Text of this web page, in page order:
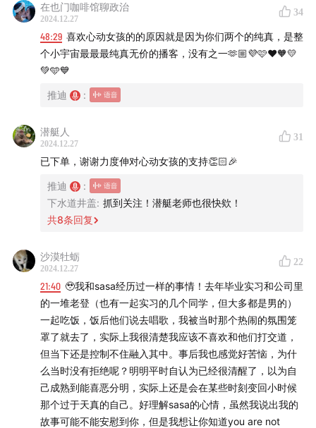
或点击这个链接购买👉
如果你喜欢本期节目，也欢迎搜索
collection.xiaoyuzhoufm.com
在也门咖啡馆聊政治
2024.12.27
34
48:29 喜欢心动女孩的的原因就是因为你们两个的纯真，是整
个小宇宙最最最纯真无价的播客，没有之一🫶🏼💜🩷❤️🧡💛
💚🩵💙
推迪 :
潜艇人
2024.12.27
31
已下单，谢谢力度伸对心动女孩的支持👏🏻🎉
推迪
:
下水道井盖: 抓到关注！潜艇老师也很快欸！
共8条回复
沙漠牡蛎
2024.12.27
22
21:40 🥹我和sasa经历过一样的事情！去年毕业实习和公司里
的一堆老登（也有一起实习的几个同学，但大多都是男的）
一起吃饭，饭后他们说去唱歌，我被当时那个热闹的氛围笼
罩了就去了，实际上我很清楚我应该不喜欢和他们打交道，
但当下还是控制不住融入其中。事后我也感觉好苦恼，为什
么当时没有拒绝呢？明明平时自认为已经很清醒了，以为自
己成熟到能喜恶分明，实际上还是会在某些时刻变回小时候
那个过于天真的自己。好理解sasa的心情，虽然我说出我的
故事可能不能安慰到你，但是我想让你知道you are not